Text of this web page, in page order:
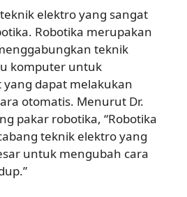
elektro yang sangat
Robotika merupakan
teknik
komputer untuk
dapat melakukan
otomatis. Menurut Dr.
pakar robotika, “Robotika
teknik elektro yang
untuk mengubah cara